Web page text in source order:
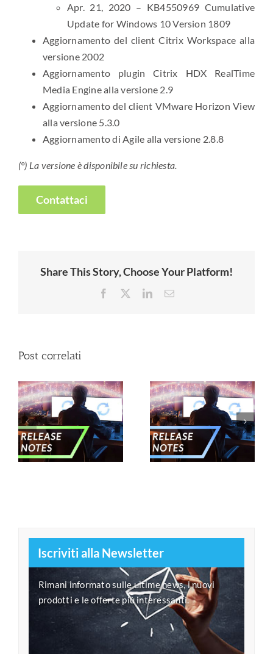
Apr. 21, 2020 – KB4550969 Cumulative
Update for Windows 10 Version 1809
Aggiornamento del client Citrix Workspace alla
versione 2002
Aggiornamento plugin Citrix HDX RealTime
Media Engine alla versione 2.9
Aggiornamento del client VMware Horizon View
alla versione 5.3.0
Aggiornamento di Agile alla versione 2.8.8
(°) La versione è disponibile su richiesta.
Contattaci
Share This Story, Choose Your Platform!
Facebook LinkedInEmail
Post correlati
Nuove release –
Gennaio 2025
Nuove release –
Novembre 2024
Iscriviti alla Newsletter
Rimani informato sulle ultime news, i nuovi
prodotti e le offerte più interessanti.